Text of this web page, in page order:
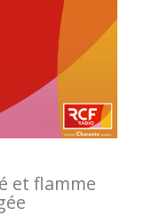
et flamme